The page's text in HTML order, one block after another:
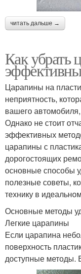
читать дальше →
Как убрать
Царапины на
неприятность,
вашего
Однако не стоит
эффективных
царапины с
дорогостоящих
основные способы
полезные советы,
технику в
Основные методы
Легкие царапины
Если царапина
поверхность
доступные методы.